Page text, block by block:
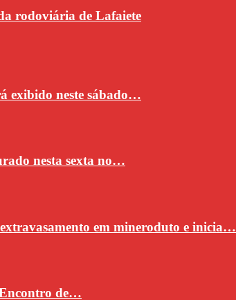
rodoviária de Lafaiete
exibido neste sábado…
nesta sexta no…
em mineroduto e inicia…
de…